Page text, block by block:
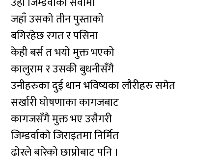
जहाँ उसकाे तीन पुस्ताकाे
बगिरहेछ रगत र पसिना
केही बर्स त भयो मुक्त भएको
कालुराम र उसकी बुधनीसँगै
उनीहरुका दुई थान भविष्यका लाैरीहरु समेत
सर्खारी घाेषणाका कागजबाट
कागजसँगै मुक्त भए उसैगरी
जिम्डर्वाकाे जिराइतमा निर्मित
ढाेरले बारेको छाप्राेबाट पनि ।